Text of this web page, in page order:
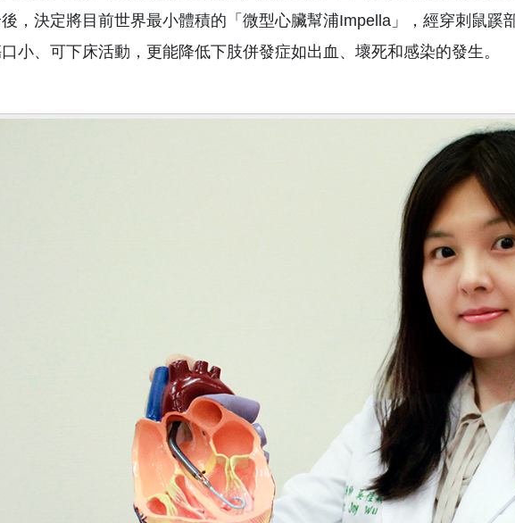
，決定將目前世界最小體積的「微型心臟幫浦Impella」，經穿刺鼠蹊
小、可下床活動，更能降低下肢併發症如出血、壞死和感染的發生。